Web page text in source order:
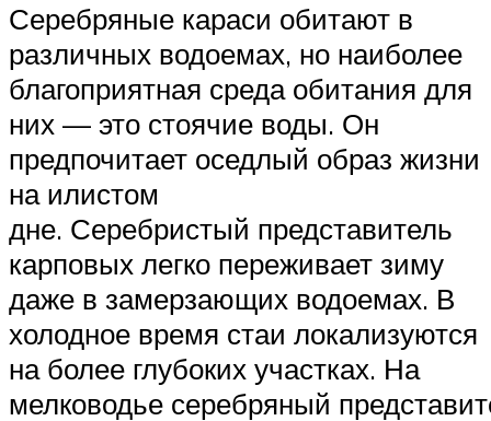
Серебряные караси обитают в
различных водоемах, но наиболее
благоприятная среда обитания для
них — это стоячие воды. Он
предпочитает оседлый образ жизни
на илистом
дне. Серебристый представитель
карповых легко переживает зиму
даже в замерзающих водоемах. В
холодное время стаи локализуются
на более глубоких участках. На
мелководье серебряный